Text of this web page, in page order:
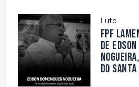
Luto
FPF
de
do